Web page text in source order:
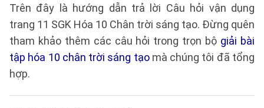
Trên đây là hướng dẫn trả lời Câu hỏi vận dụng
trang 11 SGK Hóa 10 Chân trời sáng tạo. Đừng quên
tham khảo thêm các câu hỏi trong trọn bộ giải bài
tập hóa 10 chân trời sáng tạomà chúng tôi đã tổng
hợp.